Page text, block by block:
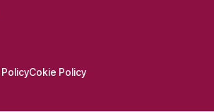
Cokie Policy